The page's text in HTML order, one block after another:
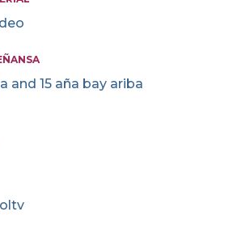
and 15 aña bay ariba